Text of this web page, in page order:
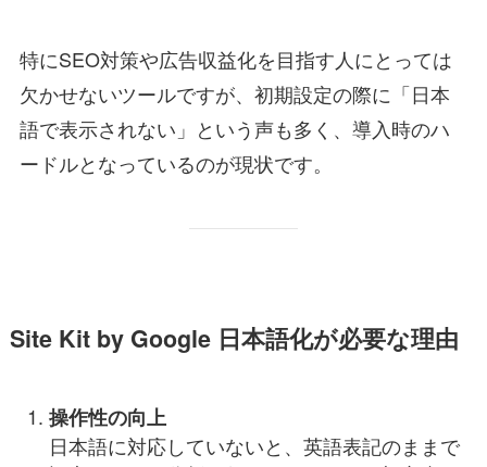
特にSEO対策や広告収益化を目指す人にとっては
欠かせないツールですが、初期設定の際に「日本
語で表示されない」という声も多く、導入時のハ
ードルとなっているのが現状です。
Site Kit by Google 日本語化が必要な理由
操作性の向上
日本語に対応していないと、英語表記のままで